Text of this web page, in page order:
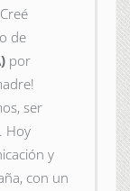
de
por
ser
Hoy
y
con un